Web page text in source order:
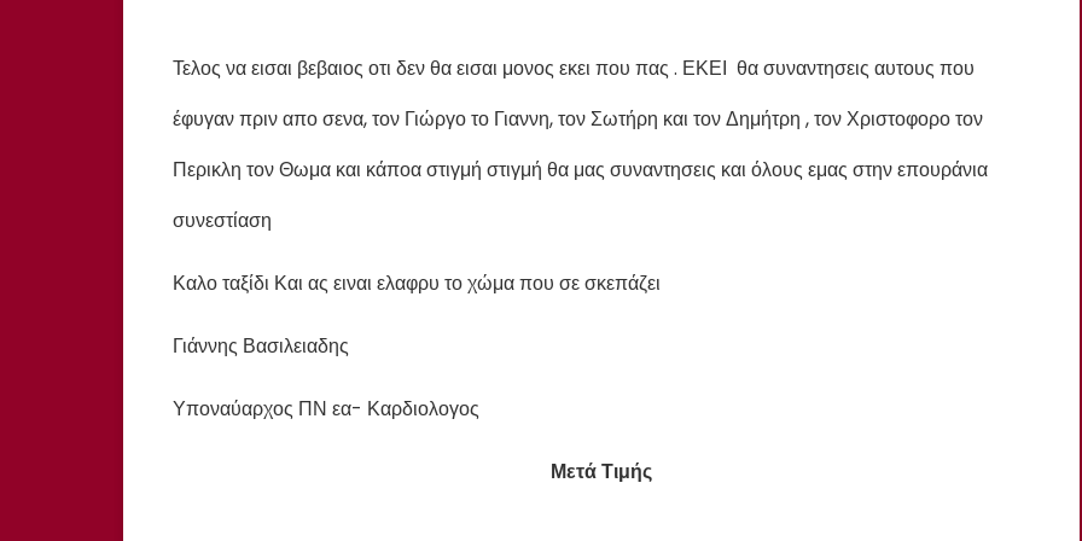
Τελος να εισαι βεβαιος οτι δεν θα εισαι μονος εκει που πας . ΕΚΕΙ θα συναντησεις αυτους που
έφυγαν πριν απο σενα, τον Γιώργο το Γιαννη, τον Σωτήρη και τον Δημήτρη , τον Χριστοφορο τον
Περικλη τον Θωμα και κάποα στιγμή στιγμή θα μας συναντησεις και όλους εμας στην επουράνια
συνεστίαση
Καλο ταξίδι Και ας ειναι ελαφρυ το χώμα που σε σκεπάζει
Γιάννης Βασιλειαδης
Υποναύαρχος ΠΝ εα- Καρδιολογος
Μετά Τιμής